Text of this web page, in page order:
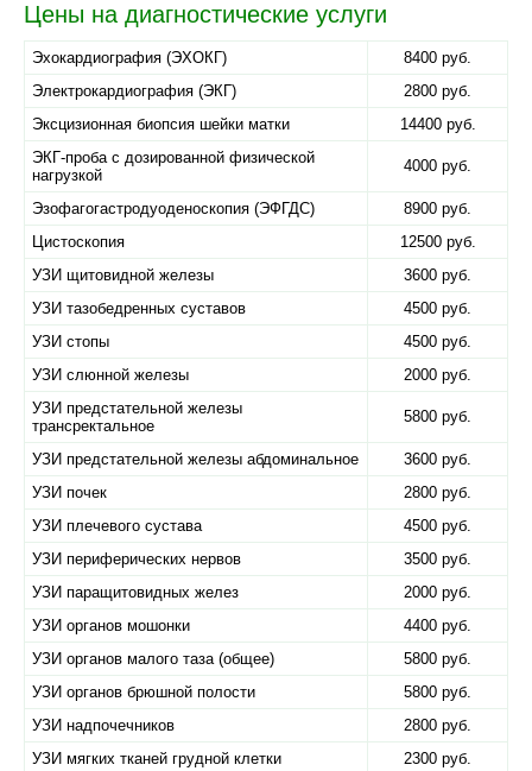
Цены на диагностические услуги
Эхокардиография (ЭХОКГ)
8400 руб.
Электрокардиография (ЭКГ)
2800 руб.
Эксцизионная биопсия шейки матки
14400 руб.
ЭКГ-проба с дозированной физической
нагрузкой
4000 руб.
Эзофагогастродуоденоскопия (ЭФГДС)
8900 руб.
Цистоскопия
12500 руб.
УЗИ щитовидной железы
3600 руб.
УЗИ тазобедренных суставов
4500 руб.
УЗИ стопы
4500 руб.
УЗИ слюнной железы
2000 руб.
УЗИ предстательной железы
трансректальное
5800 руб.
УЗИ предстательной железы абдоминальное
3600 руб.
УЗИ почек
2800 руб.
УЗИ плечевого сустава
4500 руб.
УЗИ периферических нервов
3500 руб.
УЗИ паращитовидных желез
2000 руб.
УЗИ органов мошонки
4400 руб.
УЗИ органов малого таза (общее)
5800 руб.
УЗИ органов брюшной полости
5800 руб.
УЗИ надпочечников
2800 руб.
УЗИ мягких тканей грудной клетки
2300 руб.